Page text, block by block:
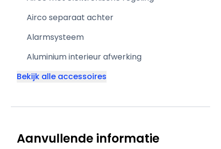
Airco separaat achter
Alarmsysteem
Aluminium interieur afwerking
Bekijk alle accessoires
Aanvullende informatie